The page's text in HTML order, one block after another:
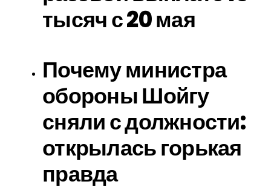
тысяч с 20 мая
Почему министра
обороны Шойгу
сняли с должности:
открылась горькая
правда